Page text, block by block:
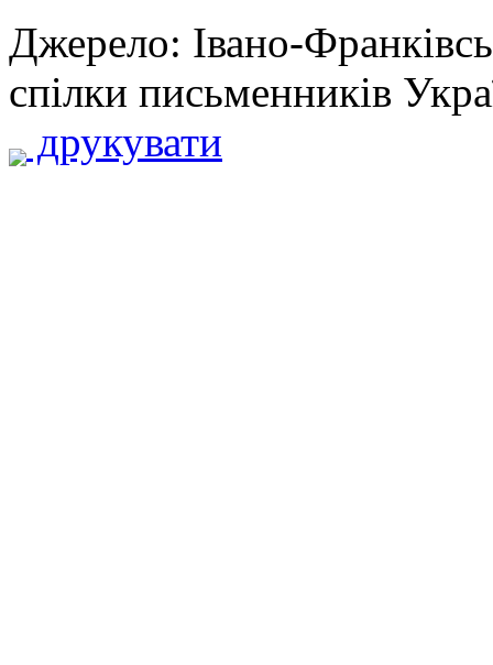
Джерело: Івано-
спілки письменників
друкувати